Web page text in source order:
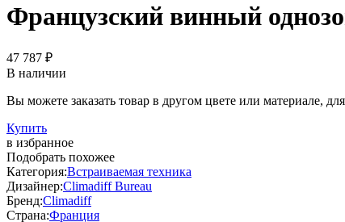
Французский винный
47 787 ₽
В наличии
Вы можете заказать товар в другом цвете или материале,
Купить
в избранное
Подобрать похожее
Категория:Встраиваемая техника
Дизайнер:Climadiff Bureau
Бренд:Climadiff
Страна:Франция